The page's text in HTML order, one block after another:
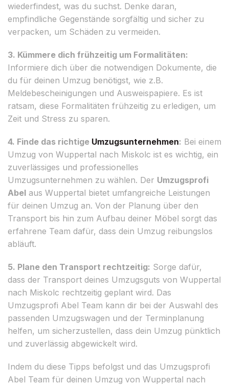
wiederfindest, was du suchst. Denke daran,
empfindliche Gegenstände sorgfältig und sicher zu
verpacken, um Schäden zu vermeiden.
3. Kümmere dich frühzeitig um Formalitäten:
Informiere dich über die notwendigen Dokumente, die
du für deinen Umzug benötigst, wie z.B.
Meldebescheinigungen und Ausweispapiere. Es ist
ratsam, diese Formalitäten frühzeitig zu erledigen, um
Zeit und Stress zu sparen.
4. Finde das richtige Umzugsunternehmen: Bei einem
Umzug von Wuppertal nach Miskolc ist es wichtig, ein
zuverlässiges und professionelles
Umzugsunternehmen zu wählen. Der Umzugsprofi
Abel aus Wuppertal bietet umfangreiche Leistungen
für deinen Umzug an. Von der Planung über den
Transport bis hin zum Aufbau deiner Möbel sorgt das
erfahrene Team dafür, dass dein Umzug reibungslos
abläuft.
5. Plane den Transport rechtzeitig: Sorge dafür,
dass der Transport deines Umzugsguts von Wuppertal
nach Miskolc rechtzeitig geplant wird. Das
Umzugsprofi Abel Team kann dir bei der Auswahl des
passenden Umzugswagen und der Terminplanung
helfen, um sicherzustellen, dass dein Umzug pünktlich
und zuverlässig abgewickelt wird.
Indem du diese Tipps befolgst und das Umzugsprofi
Abel Team für deinen Umzug von Wuppertal nach